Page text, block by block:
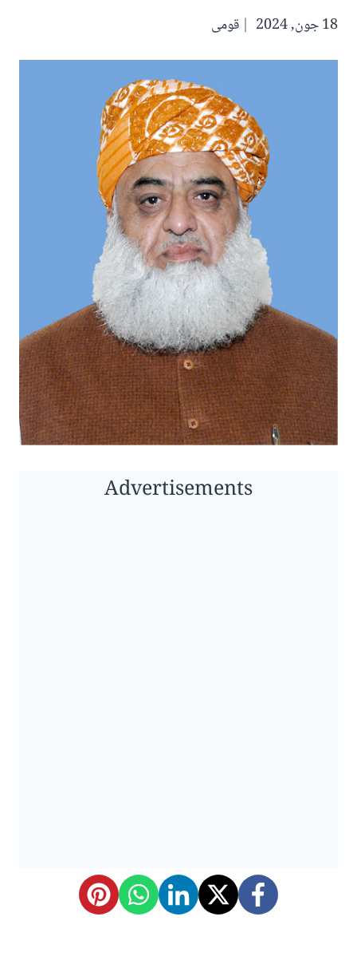
18 جون, 2024 قومی
Advertisements